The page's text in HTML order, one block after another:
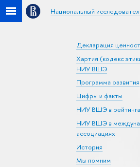
Национальный
Декларация
Хартия (кодекс
НИУ ВШЭ
Программа развития
Цифры и факты
НИУ ВШЭ в
НИУ ВШЭ в
ассоциациях
История
Мы помним